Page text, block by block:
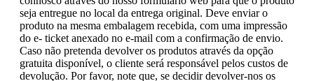
seja entregue no local da entrega original. Deve enviar o
produto na mesma embalagem recebida, com uma impressão
do e- ticket anexado no e-mail com a confirmação de envio.
Caso não pretenda devolver os produtos através da opção
gratuita disponível, o cliente será responsável pelos custos de
devolução. Por favor, note que, se decidir devolver-nos os